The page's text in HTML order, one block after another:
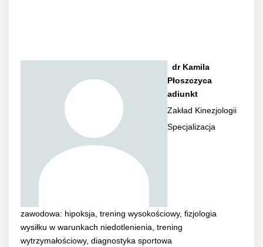
dr Kamila
Płoszczyca
adiunkt
Zakład Kinezjologii
Specjalizacja
zawodowa: hipoksja, trening wysokościowy, fizjologia
wysiłku w warunkach niedotlenienia, trening
wytrzymałościowy, diagnostyka sportowa